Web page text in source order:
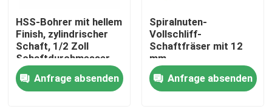
Qualitätskontrolle
Treten Sie mit uns in Verbindung
HSS-Bohrer mit hellem
Finish, zylindrischer
Schaft, 1/2 Zoll
Schaftdurchmesser,
Schnellarbeitsstahl,
Zubehör zum Bohren
von Metall, Holz und
Anfrage absenden
Spiralnuten-
Vollschliff-
Schaftfräser mit 12
mm
Schaftdurchmesser,
geeignet für
industrielle
Anfrage absenden